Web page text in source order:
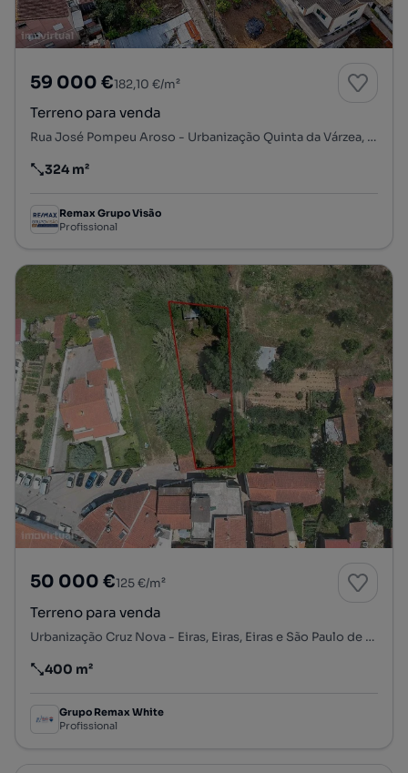
59 000 €182,10 €/m²
Terreno para venda
Rua José Pompeu Aroso - Urbanização Quinta da Várzea, Santa Clara, Santa Clara e Castelo Viegas, Coimbra, Coimbra
Preço por metro quadrado
324 m²
Remax Grupo Visão
Profissional
50 000 €125 €/m²
Terreno para venda
Urbanização Cruz Nova - Eiras, Eiras, Eiras e São Paulo de Frades, Coimbra, Coimbra
Preço por metro quadrado
400 m²
Grupo Remax White
Profissional